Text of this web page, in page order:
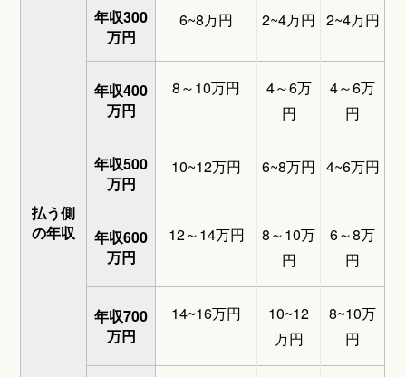
払う側
の年収
年収300
万円
6~8万円 2~4万円 2~4万円
年収400
万円
8～10万円
4～6万
円
4～6万
円
年収500
万円
10~12万円 6~8万円 4~6万円
年収600
万円
12～14万円
8～10万
円
6～8万
円
年収700
万円
14~16万円
10~12
万円
8~10万
円